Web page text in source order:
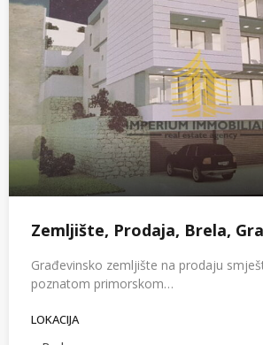
Zemljište, Prodaja, Brela,
Građevinsko zemljište na prodaju
poznatom primorskom…
LOKACIJA